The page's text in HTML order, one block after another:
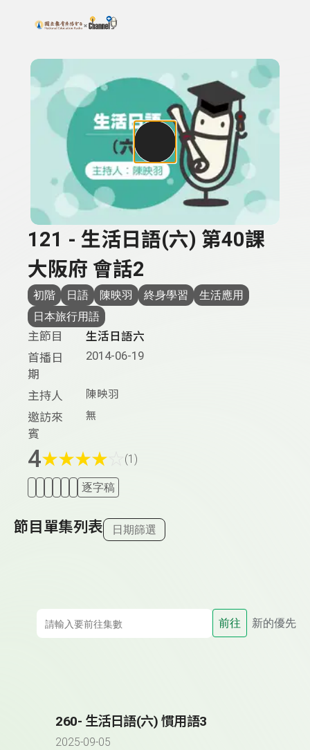
上方功能區塊
搜尋關鍵字：可輸入節目名稱、主持人或關鍵字
121 - 生活日語(六) 第40課
大阪府 會話2
初階 日語 陳映羽 終身學習
生活應用
日本旅行用語
主節目
生活日語六
首播日
期
2014-06-19
主持人 陳映羽
邀訪來
賓
無
4★★★★ (1)
逐字稿
節目單集列表 日期篩選
前往 新的優先
260- 生活日語(六) 慣用語3
2025-09-05